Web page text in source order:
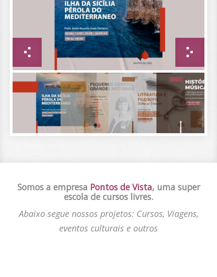
ACESSO ALUNO
Somos a empresa Pontos de Vista, uma super
escola de cursos livres.
Abaixo segue nossos projetos: Cursos, Viagens,
eventos culturais e outros